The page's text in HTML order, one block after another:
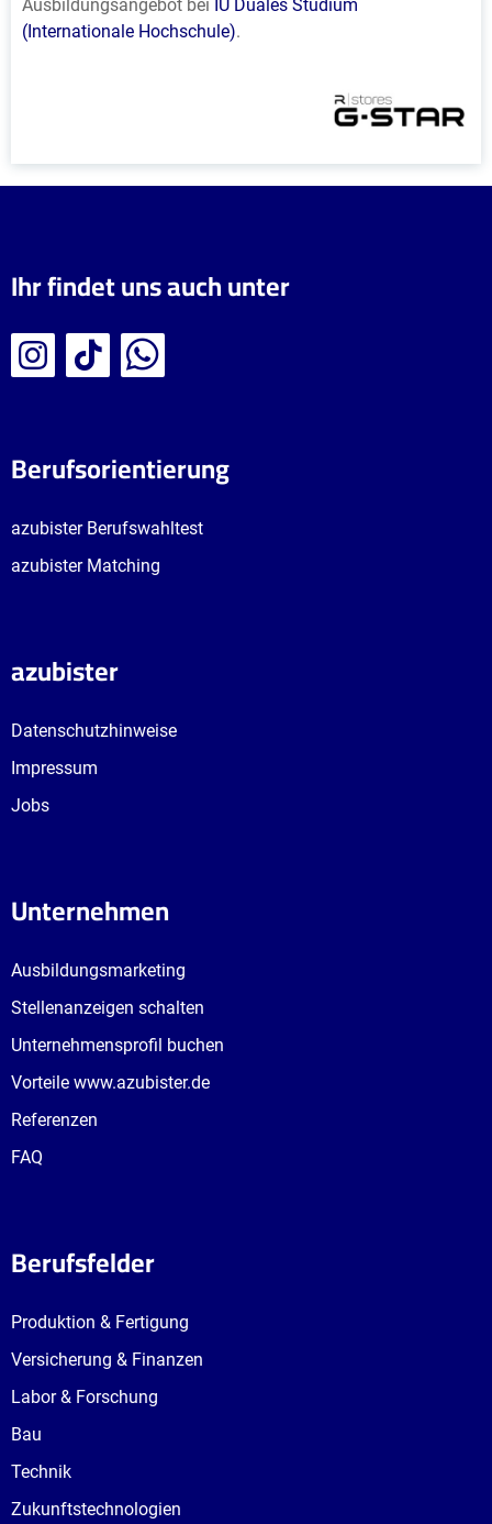
Ausbildungsangebot bei IU Duales Studium
(Internationale Hochschule).
Ihr findet uns auch unter
Berufsorientierung
azubister Berufswahltest
azubister Matching
azubister
Datenschutzhinweise
Impressum
Jobs
Unternehmen
Ausbildungsmarketing
Stellenanzeigen schalten
Unternehmensprofil buchen
Vorteile www.azubister.de
Referenzen
FAQ
Berufsfelder
Produktion & Fertigung
Versicherung & Finanzen
Labor & Forschung
Bau
Technik
Zukunftstechnologien